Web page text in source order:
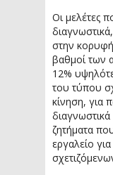
Οι μελέτες
στην
βαθμοί των
12%
του τύπου
κίνηση, για
ζητήματα
εργαλείο